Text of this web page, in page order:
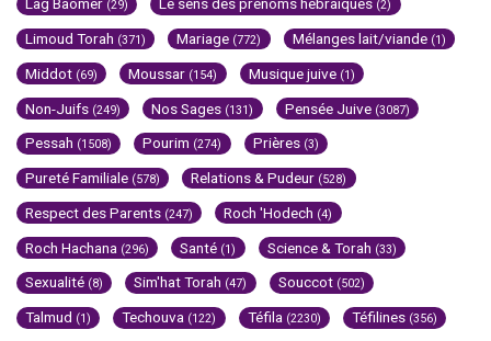
(29) (2)
Limoud Torah (371) Mariage (772) Mélanges lait/viande (1)
Middot (69) Moussar (154) Musique juive (1)
Non-Juifs (249) Nos Sages (131) Pensée Juive (3087)
Pessah (1508) Pourim (274) Prières (3)
Pureté Familiale (578) Relations & Pudeur (528)
Respect des Parents (247) Roch 'Hodech (4)
Roch Hachana (296) Santé (1) Science & Torah (33)
Sexualité (8) Sim'hat Torah (47) Souccot (502)
Talmud (1) Techouva (122) Téfila (2230) Téfilines (356)